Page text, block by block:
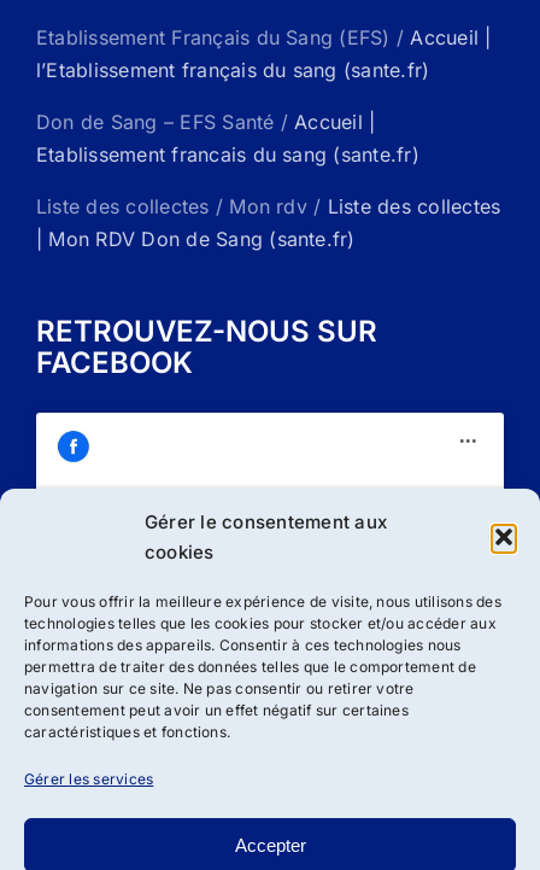
Gérer le consentement aux
cookies
Pour vous offrir la meilleure expérience de visite, nous utilisons des
technologies telles que les cookies pour stocker et/ou accéder aux
informations des appareils. Consentir à ces technologies nous
permettra de traiter des données telles que le comportement de
navigation sur ce site. Ne pas consentir ou retirer votre
consentement peut avoir un effet négatif sur certaines
caractéristiques et fonctions.
Gérer les services
Accepter
Etablissement Français du Sang (EFS) /Accueil |
l’Etablissement français du sang (sante.fr)
Don de Sang – EFS Santé /Accueil |
Etablissement francais du sang (sante.fr)
Liste des collectes / Mon rdv / Liste des collectes
| Mon RDV Don de Sang (sante.fr)
RETROUVEZ-NOUS SUR
FACEBOOK
Cliquez sur « J’accepte » pour activer
J’accepte